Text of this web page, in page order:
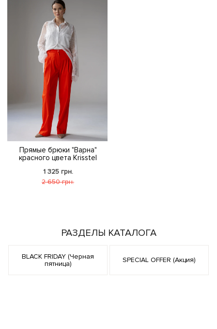
Прямые брюки "Варна"
красного цвета Krisstel
1 325 грн.
2 650 грн.
РАЗДЕЛЫ КАТАЛОГА
BLACK FRIDAY (Черная
пятница)
SPECIAL OFFER (Акция)